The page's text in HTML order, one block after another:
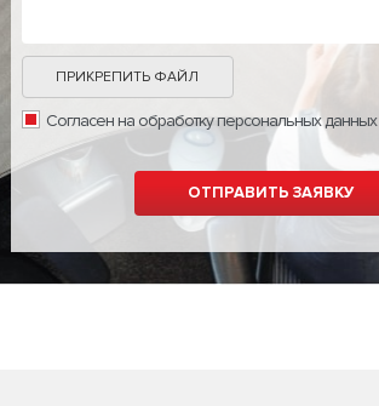
ПРИКРЕПИТЬ ФАЙЛ
Согласен на обработку персональных данных